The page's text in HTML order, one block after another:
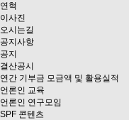
연혁
이사진
오시는길
공지사항
공지
결산공시
연간 기부금 모금액 및 활용실적
언론인 교육
언론인 연구모임
SPF 콘텐츠